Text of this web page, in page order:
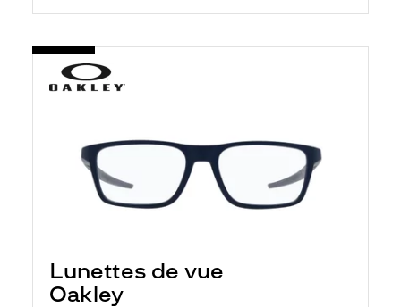
Lunettes de vue
Oakley